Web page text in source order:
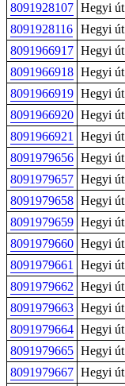
8091928107 Hegyi út
8091928116 Hegyi út
8091966917 Hegyi út
8091966918 Hegyi út
8091966919 Hegyi út
8091966920 Hegyi út
8091966921
Hegyi út
8091979656 Hegyi út
8091979657 Hegyi út
8091979658 Hegyi út
8091979659 Hegyi út
8091979660 Hegyi út
8091979661
Hegyi út
8091979662 Hegyi út
8091979663 Hegyi út
8091979664 Hegyi út
8091979665 Hegyi út
8091979667 Hegyi út